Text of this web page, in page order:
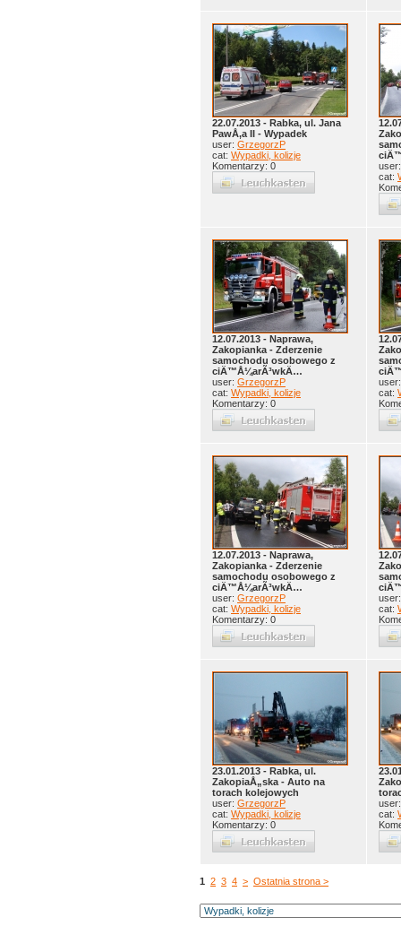
22.07.2013 - Rabka, ul. Jana
PawÅ‚a II - Wypadek
user: GrzegorzP
cat: Wypadki, kolizje
Komentarzy: 0
cat:
12.07.2013 - Naprawa,
Zakopianka - Zderzenie
samochodu osobowego z
ciÄ™Å¼arÃ³wkÄ…
user: GrzegorzP
cat: Wypadki, kolizje
Komentarzy: 0
cat:
12.07.2013 - Naprawa,
Zakopianka - Zderzenie
samochodu osobowego z
ciÄ™Å¼arÃ³wkÄ…
user: GrzegorzP
cat: Wypadki, kolizje
Komentarzy: 0
cat:
23.01.2013 - Rabka, ul.
ZakopiaÅ„ska - Auto na
torach kolejowych
user: GrzegorzP
cat: Wypadki, kolizje
Komentarzy: 0
cat:
1 2 3 4 > Ostatnia strona >